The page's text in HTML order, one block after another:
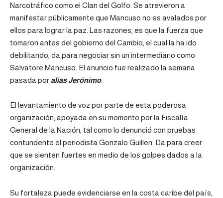
Narcotráfico como el Clan del Golfo. Se atrevieron a
manifestar públicamente que Mancuso no es avalados por
ellos para lograr la paz. Las razones, es que la fuerza que
tomaron antes del gobierno del Cambio, el cual la ha ido
debilitando, da para negociar sin un intermediario como
Salvatore Mancuso. El anuncio fue realizado la semana
pasada por alias Jerónimo.
El levantamiento de voz por parte de esta poderosa
organización, apoyada en su momento por la Fiscalía
General de la Nación, tal como lo denunció con pruebas
contundente el periodista Gonzalo Guillen. Da para creer
que se sienten fuertes en medio de los golpes dados a la
organización.
Su fortaleza puede evidenciarse en la costa caribe del país,